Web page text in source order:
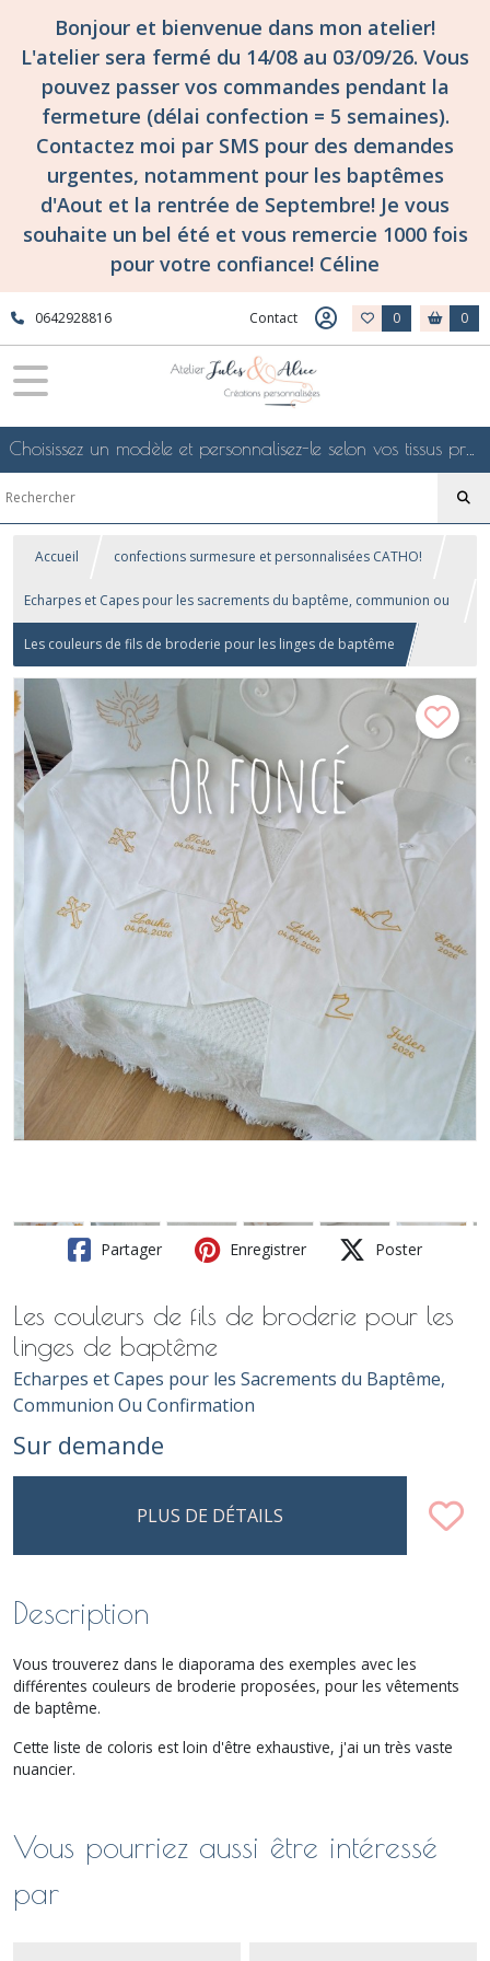
Bonjour et bienvenue dans mon atelier!
L'atelier sera fermé du 14/08 au 03/09/26. Vous
pouvez passer vos commandes pendant la
fermeture (délai confection = 5 semaines).
Contactez moi par SMS pour des demandes
urgentes, notamment pour les baptêmes
d'Aout et la rentrée de Septembre! Je vous
souhaite un bel été et vous remercie 1000 fois
pour votre confiance! Céline
0642928816 Contact 0 0
Choisissez un modèle et personnalisez-le selon vos tissus préférés de mes collections en ligne, je le confectionnerai selon vos souhaits
Accueil confections surmesure et personnalisées CATHO!
Echarpes et Capes pour les sacrements du baptême, communion ou
confirmation
Les couleurs de fils de broderie pour les linges de baptême
Partager Enregistrer Poster
Les couleurs de fils de broderie pour les
linges de baptême
Echarpes et Capes pour les Sacrements du Baptême,
Communion Ou Confirmation
Sur demande
PLUS DE DÉTAILS
Description
Vous trouverez dans le diaporama des exemples avec les
différentes couleurs de broderie proposées, pour les vêtements
de baptême.
Cette liste de coloris est loin d'être exhaustive, j'ai un très vaste
nuancier.
Vous pourriez aussi être intéressé
par